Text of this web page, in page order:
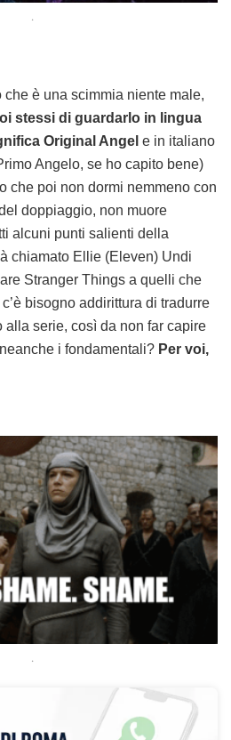
.
è una scimmia niente male,
stessi di guardarlo in lingua
Original Angel e in italiano
Angelo, se ho capito bene)
che poi non dormi nemmeno con
doppiaggio, non muore
alcuni punti salienti della
chiamato Ellie (Eleven) Undi
Stranger Things a quelli che
bisogno addirittura di tradurre
alla serie, così da non far capire
i fondamentali? Per voi,
.